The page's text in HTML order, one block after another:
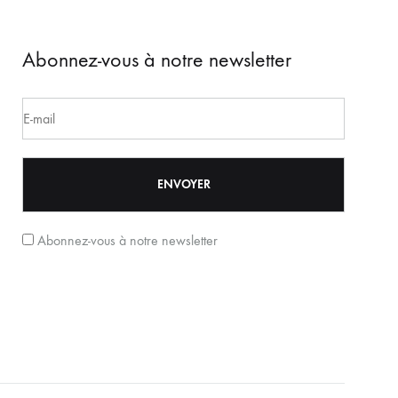
Abonnez-vous à notre newsletter
Abonnez-vous à notre newsletter